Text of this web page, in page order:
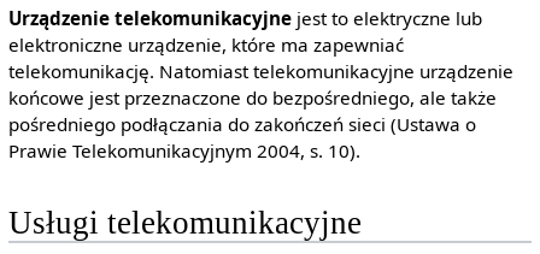
Urządzenie telekomunikacyjnejest to elektryczne lub
elektroniczne urządzenie, które ma zapewniać
telekomunikację. Natomiast telekomunikacyjne urządzenie
końcowe jest przeznaczone do bezpośredniego, ale także
pośredniego podłączania do zakończeń sieci (Ustawa o
Prawie Telekomunikacyjnym 2004, s. 10).
Usługi telekomunikacyjne